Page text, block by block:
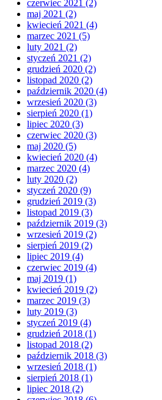
czerwiec 2021 (2)
maj 2021 (2)
kwiecień 2021 (4)
marzec 2021 (5)
luty 2021 (2)
styczeń 2021 (2)
grudzień 2020 (2)
listopad 2020 (2)
październik 2020 (4)
wrzesień 2020 (3)
sierpień 2020 (1)
lipiec 2020 (3)
czerwiec 2020 (3)
maj 2020 (5)
kwiecień 2020 (4)
marzec 2020 (4)
luty 2020 (2)
styczeń 2020 (9)
grudzień 2019 (3)
listopad 2019 (3)
październik 2019 (3)
wrzesień 2019 (2)
sierpień 2019 (2)
lipiec 2019 (4)
czerwiec 2019 (4)
maj 2019 (1)
kwiecień 2019 (2)
marzec 2019 (3)
luty 2019 (3)
styczeń 2019 (4)
grudzień 2018 (1)
listopad 2018 (2)
październik 2018 (3)
wrzesień 2018 (1)
sierpień 2018 (1)
lipiec 2018 (2)